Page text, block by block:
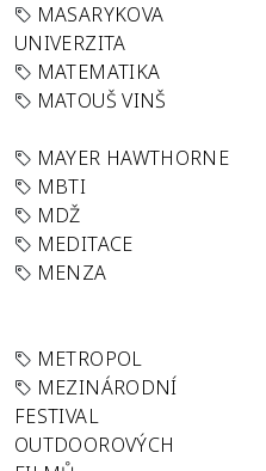
MASARYKOVA
UNIVERZITA
MATEMATIKA
MATOUŠ VINŠ
MAYER HAWTHORNE
MBTI
MDŽ
MEDITACE
MENZA
METROPOL
MEZINÁRODNÍ
FESTIVAL
OUTDOOROVÝCH